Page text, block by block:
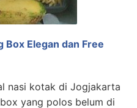
Box Elegan dan Free
nasi kotak di Jogjakarta
yang polos belum di